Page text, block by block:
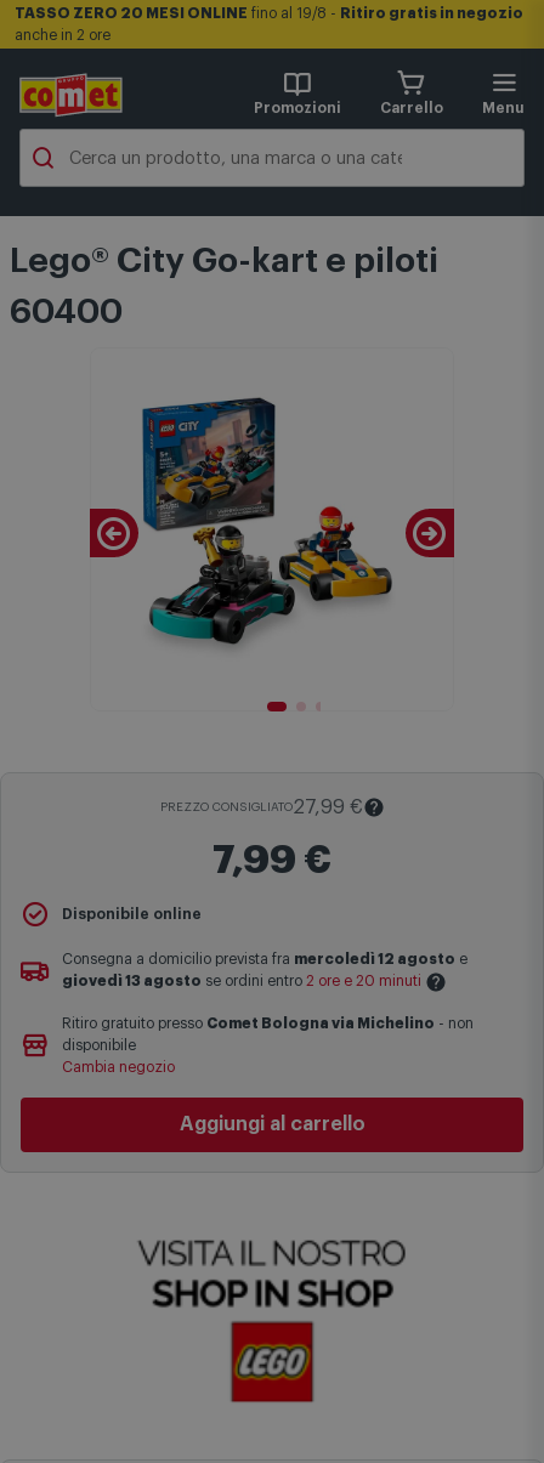
TASSO ZERO 20 MESI ONLINE fino al 19/8 - Ritiro gratis in negozio
anche in 2 ore
Promozioni Carrello Menu
Lego® City Go-kart e piloti
60400
PREZZO CONSIGLIATO27,99 €
7,99 €
Il Prezzo Consigliato
prezzo finale di vendita anche in assenza di sconti.
Disponibile online
Consegna a domicilio prevista fra mercoledì 12 agosto e
giovedì 13 agosto se ordini entro 2 ore e 20 minuti
Le date previste per la consegna sono una stima approssimativa
basata sulle statistiche di consegna in possesso di Comet.
complesse come isole e regioni montane, consegna nei periodi
festivi e ricorrenze principali o in circostanze eccezionali).
Ritiro gratuito presso Comet Bologna via Michelino - non
disponibile
Cambia negozio
Aggiungi al carrello